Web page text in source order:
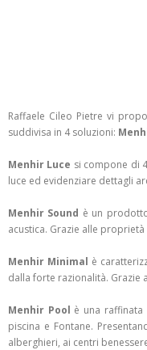
Raffaele Cileo Pietre vi
suddivisa in 4 soluzioni:
Menhir Luce si compone di
luce ed evidenziare dettagli
Menhir Sound è un
acustica. Grazie alle
Menhir Minimal è
dalla forte razionalità. Grazie
Menhir Pool è una raf­finata
piscina e Fontane.
alberghieri, ai centri